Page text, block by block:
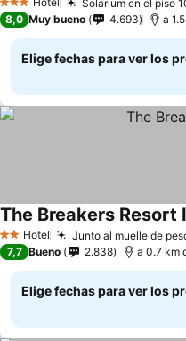
3 Estrellas
Solárium en el piso
8,0 Muy bueno 4.693 a
Elige fechas para ver los
2 Estrellas
Hotel Junto al muelle de
The Breakers Resort
7,7 Bueno 2.838 a 0.7 km
Elige fechas para ver los